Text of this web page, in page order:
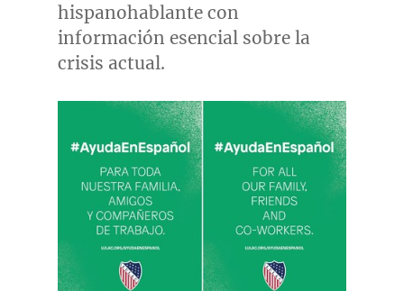
hispanohablante con
información esencial sobre la
crisis actual.